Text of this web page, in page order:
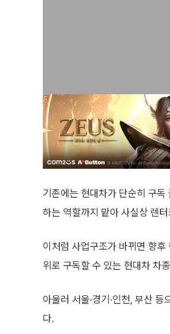
기존에는 현대차가 단순히 구
하는 역할까지 맡아 사실상 렌
이처럼 사업구조가 바뀌면 향
위로 구독할 수 있는 현대차 차
아울러 서울·경기·인천, 부산
다.